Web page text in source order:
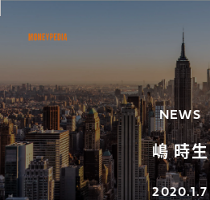
NEWS
嶋 時生
2020.1.7